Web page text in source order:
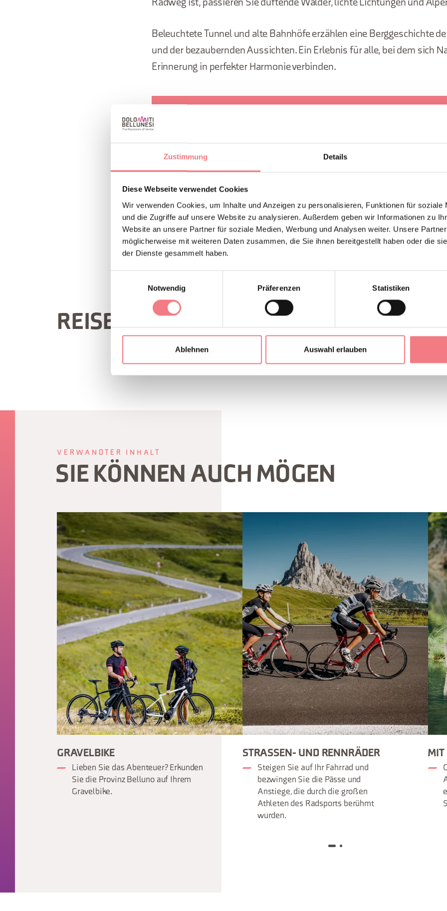
Zustimmung Details
Diese Webseite verwendet Cookies
Wir verwenden Cookies, um Inhalte und Anzeigen zu personalisieren, Funktionen für soziale
und die Zugriffe auf unsere Website zu analysieren. Außerdem geben wir Informationen zu
Website an unsere Partner für soziale Medien, Werbung und Analysen weiter. Unsere
möglicherweise mit weiteren Daten zusammen, die Sie ihnen bereitgestellt haben oder die
der Dienste gesammelt haben.
Notwendig
Präferenzen Statistiken
Ablehnen Auswahl erlauben
Radweg ist, passieren Sie duftende Wälder, lichte Lichtungen und
Beleuchtete Tunnel und alte Bahnhöfe erzählen eine Berggeschichte
und der bezaubernden Aussichten. Ein Erlebnis für alle, bei dem sich
Erinnerung in perfekter Harmonie verbinden.
INFORMATIONEN ANFORDERN
REISEROUTE DETAIL
VERWANDTER INHALT
SIE KÖNNEN AUCH MÖGEN
GRAVELBIKE
Lieben Sie das Abenteuer? Erkunden
Sie die Provinz Belluno auf Ihrem
Gravelbike.
STRASSEN- UND RENNRÄDER
Steigen Sie auf Ihr Fahrrad und
bezwingen Sie die Pässe und
Anstiege, die durch die großen
Athleten des Radsports berühmt
wurden.
MIT